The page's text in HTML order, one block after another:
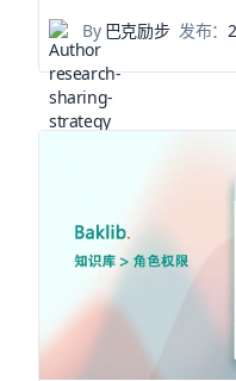
By巴克励步 发布：